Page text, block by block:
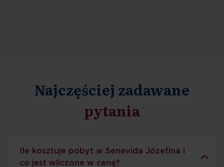
Najczęściej zadawane
pytania
Ile kosztuje pobyt w Senevida Józefina i
co jest wliczone w cenę?